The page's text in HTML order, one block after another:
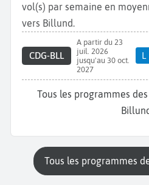
vol(s) par semaine en
vers Billund.
CDG-BLL
A partir du 23
juil. 2026
jusqu'au 30 oct.
2027
L
Tous les programmes des vols Air France vers
Tous les programmes